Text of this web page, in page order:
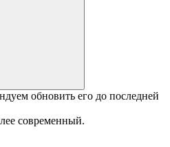
обновить его до последней
современный.